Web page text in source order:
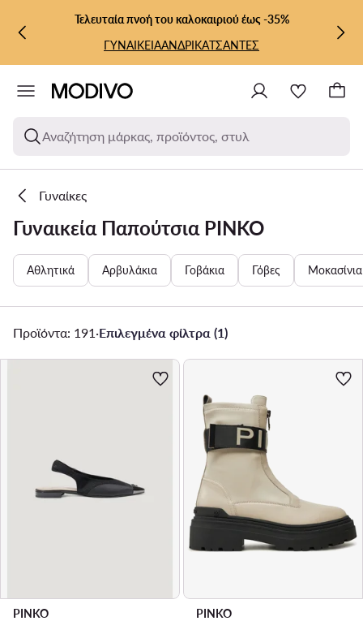
ΜΕΤΆΒΑΣΗ ΣΤΟ ΚΎΡΙΟ ΠΕΡΙΕΧΌΜΕΝΟ
ΜΕΤΆΒΑΣΗ ΣΤΗΝ ΑΝΑΖΉΤΗΣΗ
Τελευταία πνοή του καλοκαιριού έως -35%
ΓΥΝΑΙΚΕΙΑΑΝΔΡΙΚΑΤΣΑΝΤΕΣ
Αναζήτηση μάρκας, προϊόντος, στυλ
Γυναίκες
Γυναικεία Παπούτσια PINKO
Αθλητικά Αρβυλάκια Γοβάκια Γόβες Μοκασίνια
Προϊόντα: 191 ·Επιλεγμένα φίλτρα (1)
PINKO
PINKO